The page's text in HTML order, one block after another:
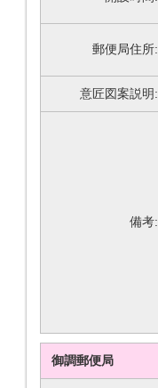
郵便局住所:
意匠図案説明:
備考:
御調郵便局